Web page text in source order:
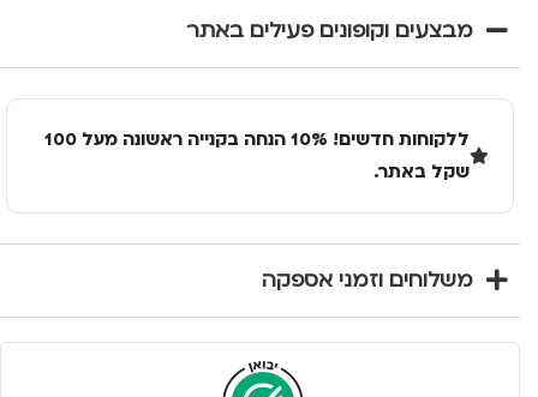
מבצעים וקופונים פעילים באתר
ללקוחות חדשים! 10% הנחה בקנייה ראשונה מעל 100
שקל באתר.
משלוחים וזמני אספקה